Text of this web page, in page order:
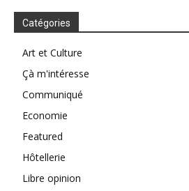
Catégories
Art et Culture
Çà m'intéresse
Communiqué
Economie
Featured
Hôtellerie
Libre opinion